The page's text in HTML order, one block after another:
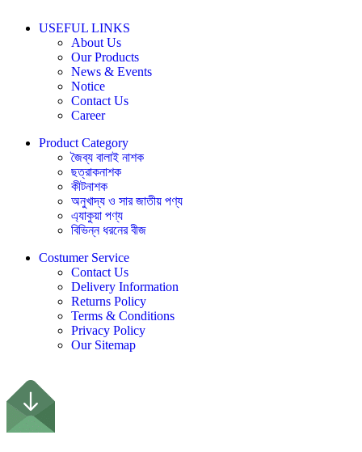
USEFUL LINKS
About Us
Our Products
News & Events
Notice
Contact Us
Career
Product Category
জৈব্য বালাই নাশক
ছত্রাকনাশক
কীটনাশক
অনুখাদ্য ও সার জাতীয় পণ্য
এ্যাকুয়া পণ্য
বিভিন্ন ধরনের বীজ
Costumer Service
Contact Us
Delivery Information
Returns Policy
Terms & Conditions
Privacy Policy
Our Sitemap